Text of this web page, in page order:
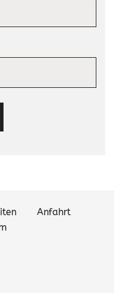
Anfahrt